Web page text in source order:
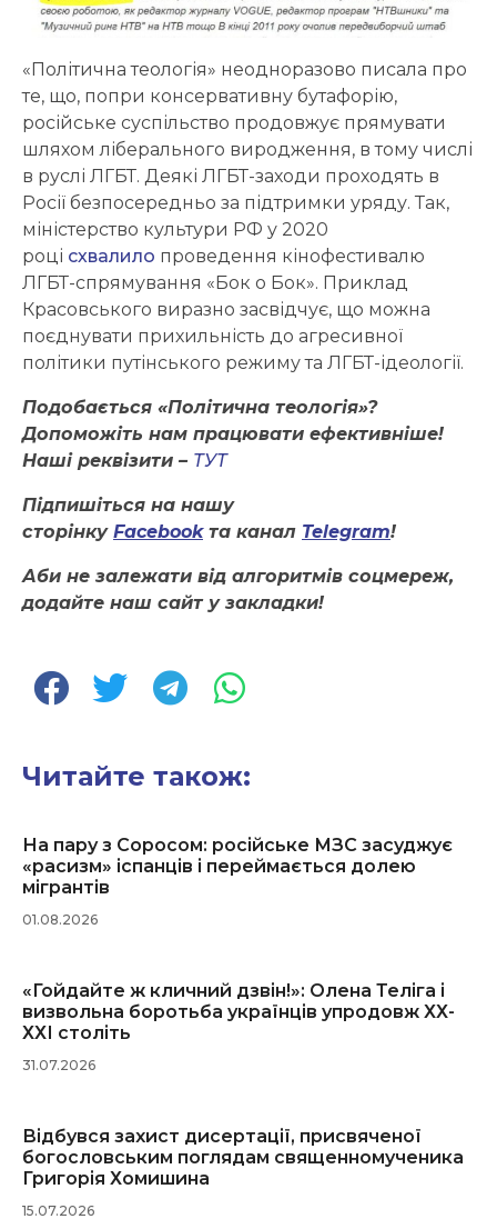
«Політична теологія» неодноразово писала про
те, що, попри консервативну бутафорію,
російське суспільство продовжує прямувати
шляхом ліберального виродження, в тому числі
в руслі ЛГБТ. Деякі ЛГБТ-заходи проходять в
Росії безпосередньо за підтримки уряду. Так,
міністерство культури РФ у 2020
році схвалило проведення кінофестивалю
ЛГБТ-спрямування «Бок о Бок». Приклад
Красовського виразно засвідчує, що можна
поєднувати прихильність до агресивної
політики путінського режиму та ЛГБТ-ідеології.
Подобається «Політична теологія»?
Допоможіть нам працювати ефективніше!
Наші реквізити – ТУТ
Підпишіться на нашу
сторінку Facebookта канал Telegram!
Аби не залежати від алгоритмів соцмереж,
додайте наш сайт у закладки!
Читайте також:
На пару з Соросом: російське МЗС засуджує
«расизм» іспанців і переймається долею
мігрантів
01.08.2026
«Гойдайте ж кличний дзвін!»: Олена Теліга і
визвольна боротьба українців упродовж ХХ-
ХХІ століть
31.07.2026
Відбувся захист дисертації, присвяченої
богословським поглядам священномученика
Григорія Хомишина
15.07.2026